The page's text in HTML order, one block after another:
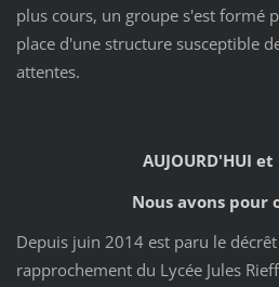
plus cours, un groupe s'est formé
place d'une structure susceptible
attentes.
AUJOURD'HUI et
Nous avons pour
Depuis juin 2014 est paru le
rapprochement du Lycée Jules